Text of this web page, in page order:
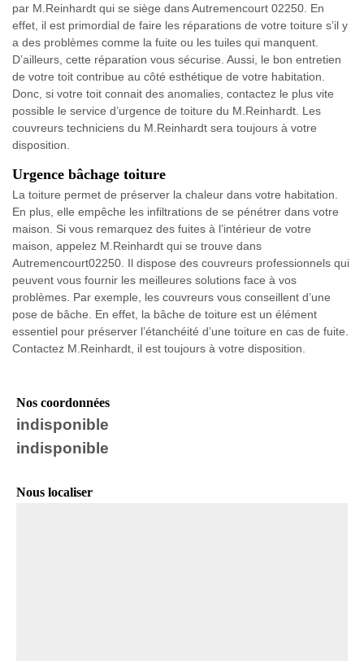
par M.Reinhardt qui se siège dans Autremencourt 02250. En
effet, il est primordial de faire les réparations de votre toiture s’il y
a des problèmes comme la fuite ou les tuiles qui manquent.
D’ailleurs, cette réparation vous sécurise. Aussi, le bon entretien
de votre toit contribue au côté esthétique de votre habitation.
Donc, si votre toit connait des anomalies, contactez le plus vite
possible le service d’urgence de toiture du M.Reinhardt. Les
couvreurs techniciens du M.Reinhardt sera toujours à votre
disposition.
Urgence bâchage toiture
La toiture permet de préserver la chaleur dans votre habitation.
En plus, elle empêche les infiltrations de se pénétrer dans votre
maison. Si vous remarquez des fuites à l’intérieur de votre
maison, appelez M.Reinhardt qui se trouve dans
Autremencourt02250. Il dispose des couvreurs professionnels qui
peuvent vous fournir les meilleures solutions face à vos
problèmes. Par exemple, les couvreurs vous conseillent d’une
pose de bâche. En effet, la bâche de toiture est un élément
essentiel pour préserver l’étanchéité d’une toiture en cas de fuite.
Contactez M.Reinhardt, il est toujours à votre disposition.
Nos coordonnées
indisponible
indisponible
Nous localiser